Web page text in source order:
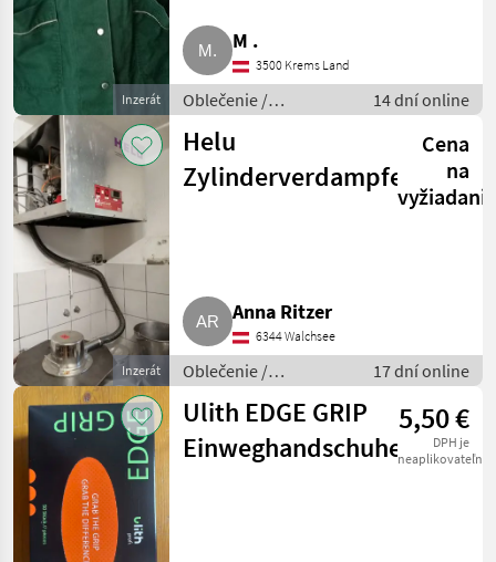
Marketplace
predajcov
Inzerát
M .
3500 Krems Land
Oblečenie /
Poľnohospodárstvo
14 dní online
Inzerát
Helu
Zylinderverdampfer
Cena
na
Anna Ritzer
6344 Walchsee
Oblečenie /
Poľnohospodárstvo
17 dní online
Ulith EDGE GRIP
Einweghandschuhe
5,50 €
DPH je
neaplikovateľné